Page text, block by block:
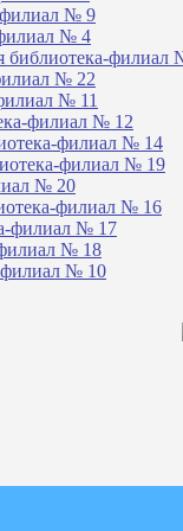
филиал № 9
№ 4
библиотека-филиал
№ 22
№ 11
филиал № 12
филиал № 14
филиал № 19
№ 20
филиал № 16
филиал № 17
филиал № 18
филиал № 10